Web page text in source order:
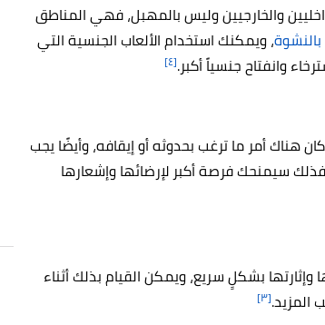
والخارجيين وليس بالمهبل، فهي المناطق
، ويمكنك استخدام الألعاب الجنسية التي
وانفتاح جنسياً أكبر.[٤]
هناك أمر ما ترغب بحدوثه أو إيقافه، وأيضًا يجب
سيمنحك فرصة أكبر لإرضائها وإشعارها
بشكلٍ سريع، ويمكن القيام بذلك أثناء
[٣]